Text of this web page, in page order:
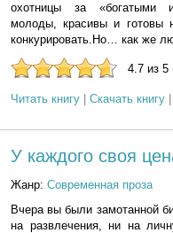
охотницы за «богатыми
молоды, красивы и готовы
конкурировать.Но… как же
4.7 из 5
Читать книгу Скачать книгу
У каждого своя
Жанр: Современная проза
Вчера вы были замотанной
на развлечения, ни на